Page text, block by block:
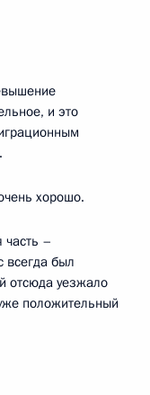
и это
хорошо.
часть –
всегда был
отсюда уезжало
положительный